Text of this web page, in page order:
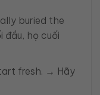
buried the
đầu, họ cuối
fresh. → Hãy